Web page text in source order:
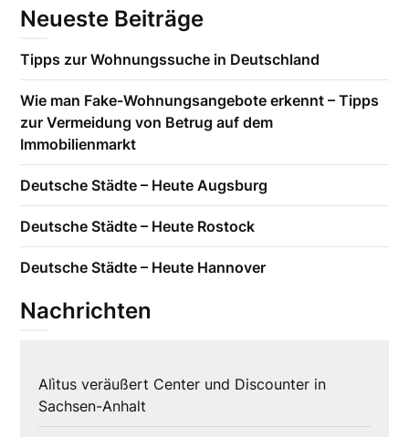
Neueste Beiträge
Tipps zur Wohnungssuche in Deutschland
Wie man Fake-Wohnungsangebote erkennt – Tipps
zur Vermeidung von Betrug auf dem
Immobilienmarkt
Deutsche Städte – Heute Augsburg
Deutsche Städte – Heute Rostock
Deutsche Städte – Heute Hannover
Nachrichten
Alìtus veräußert Center und Discounter in
Sachsen-Anhalt